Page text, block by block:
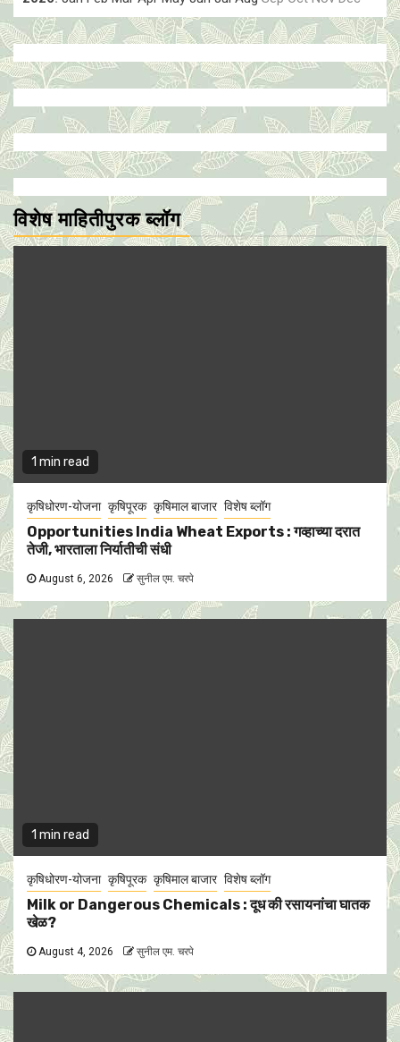
विशेष माहितीपुरक ब्लॉग
1 min read
कृषिधोरण-योजना कृषिपूरक कृषिमाल बाजार विशेष ब्लॉग
Opportunities India Wheat Exports : गव्हाच्या दरात
तेजी, भारताला निर्यातीची संधी
August 6, 2026 सुनील एम. चरपे
1 min read
कृषिधोरण-योजना कृषिपूरक कृषिमाल बाजार विशेष ब्लॉग
Milk or Dangerous Chemicals : दूध की रसायनांचा घातक
खेळ?
August 4, 2026 सुनील एम. चरपे